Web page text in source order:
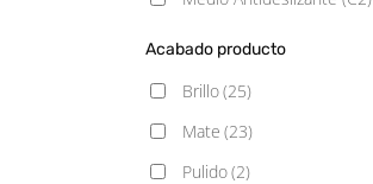
Acabado producto
Brillo(25)
Mate (23)
Pulido(2)